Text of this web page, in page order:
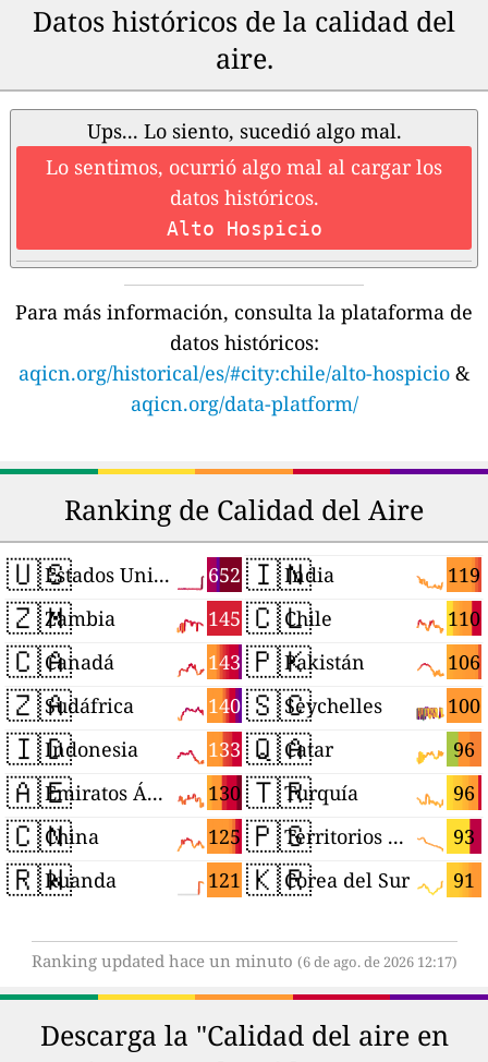
Datos históricos de la calidad del
aire.
Ups... Lo siento, sucedió algo mal.
Lo sentimos, ocurrió algo mal al cargar los
datos históricos.
Alto Hospicio
Para más información, consulta la plataforma de
datos históricos:
aqicn.org/historical/es/#city:chile/alto-hospicio &
aqicn.org/data-platform/
Ranking de Calidad del Aire
🇺🇸 652
Estados Unidos
🇿🇲 145
Zambia
🇨🇦 143
Canadá
🇿🇦 140
Sudáfrica
🇮🇩 133
Indonesia
🇦🇪 130
Emiratos Árabes Unidos
🇨🇳 125
China
🇷🇼 121
Ruanda
🇮🇳 119
India
🇨🇱 110
Chile
🇵🇰 106
Pakistán
🇸🇨 100
Seychelles
🇶🇦 96
Catar
🇹🇷 96
Turquía
🇵🇸 93
Territorios Palestinos
🇰🇷 91
Corea del Sur
Ranking updated hace un minuto (6 de ago. de 2026 12:17)
Descarga la "Calidad del aire en